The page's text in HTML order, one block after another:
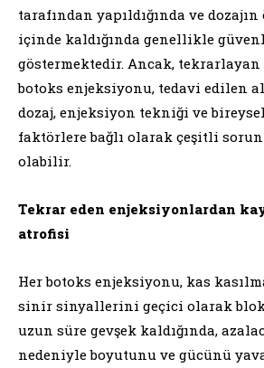
tarafından yapıldığında ve
içinde kaldığında genellikle
göstermektedir. Ancak,
botoks enjeksiyonu, tedavi edilen
dozaj, enjeksiyon tekniği ve
faktörlere bağlı olarak çeşitli
olabilir.
Tekrar eden enjeksiyonlardan
atrofisi
Her botoks enjeksiyonu, kas
sinir sinyallerini geçici olarak
uzun süre gevşek kaldığında,
nedeniyle boyutunu ve gücünü